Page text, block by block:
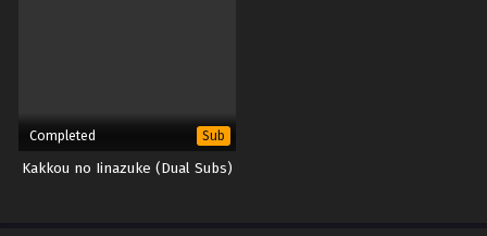
Completed Sub
Kakkou no Iinazuke (Dual Subs)